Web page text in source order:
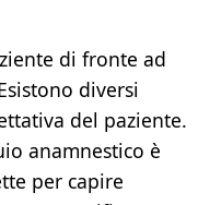
di fronte ad
diversi
del paziente.
anamnestico è
per capire